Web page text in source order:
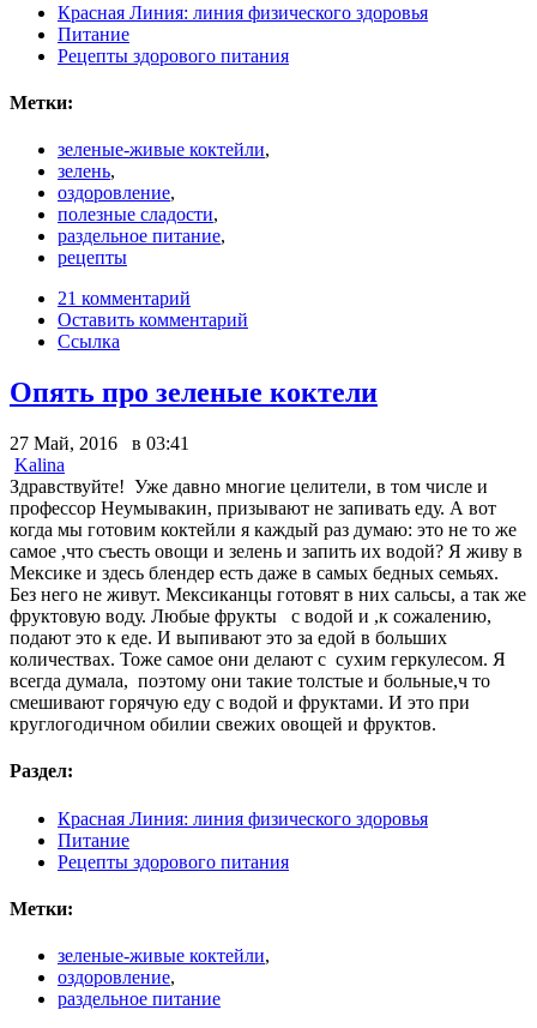
Красная Линия: линия физического здоровья
Питание
Рецепты здорового питания
Метки:
зеленые-живые коктейли,
зелень,
оздоровление,
полезные сладости,
раздельное питание,
рецепты
21 комментарий
Оставить комментарий
Ссылка
Опять про зеленые коктели
27 Май, 2016 в 03:41
Kalina
Здравствуйте! Уже давно многие целители, в том числе и
профессор Неумывакин, призывают не запивать еду. А вот
когда мы готовим коктейли я каждый раз думаю: это не то же
самое ,что съесть овощи и зелень и запить их водой? Я живу в
Мексике и здесь блендер есть даже в самых бедных семьях.
Без него не живут. Мексиканцы готовят в них сальсы, а так же
фруктовую воду. Любые фрукты с водой и ,к сожалению,
подают это к еде. И выпивают это за едой в больших
количествах. Тоже самое они делают с сухим геркулесом. Я
всегда думала, поэтому они такие толстые и больные,ч то
смешивают горячую еду с водой и фруктами. И это при
круглогодичном обилии свежих овощей и фруктов.
Раздел:
Красная Линия: линия физического здоровья
Питание
Рецепты здорового питания
Метки:
зеленые-живые коктейли,
оздоровление,
раздельное питание